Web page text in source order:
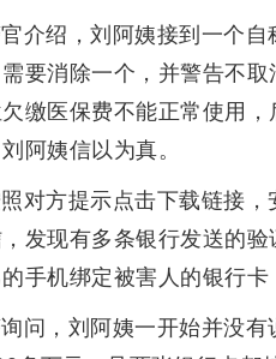
介绍，刘阿姨接到一个
要消除一个，并警告不
缴医保费不能正常使用
阿姨信以为真。
对方提示点击下载链接
发现有多条银行发送的
手机绑定被害人的银行卡
问，刘阿姨一开始并没